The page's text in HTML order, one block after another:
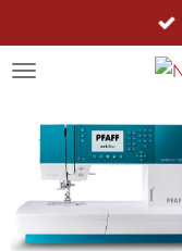
Hauptinhalt
springen